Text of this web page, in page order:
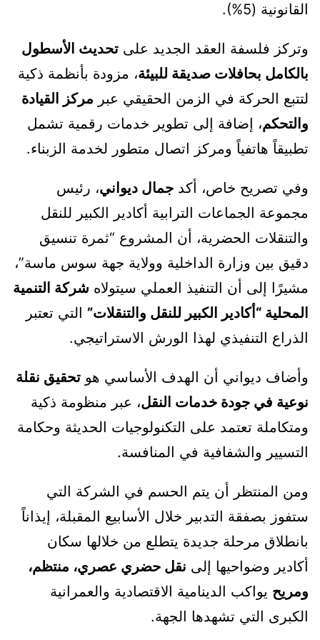
القانونية (5%).
وتركز فلسفة العقد الجديد على تحديث الأسطول
بالكامل بحافلات صديقة للبيئة، مزودة بأنظمة ذكية
لتتبع الحركة في الزمن الحقيقي عبر مركز القيادة
والتحكم، إضافة إلى تطوير خدمات رقمية تشمل
تطبيقاً هاتفياً ومركز اتصال متطور لخدمة الزبناء.
وفي تصريح خاص، أكد جمال ديواني، رئيس
مجموعة الجماعات الترابية أكادير الكبير للنقل
والتنقلات الحضرية، أن المشروع “ثمرة تنسيق
دقيق بين وزارة الداخلية وولاية جهة سوس ماسة”،
مشيرًا إلى أن التنفيذ العملي سيتولاه شركة التنمية
المحلية “أكادير الكبير للنقل والتنقلات” التي تعتبر
الذراع التنفيذي لهذا الورش الاستراتيجي.
وأضاف ديواني أن الهدف الأساسي هو تحقيق نقلة
نوعية في جودة خدمات النقل، عبر منظومة ذكية
ومتكاملة تعتمد على التكنولوجيات الحديثة وحكامة
التسيير والشفافية في المنافسة.
ومن المنتظر أن يتم الحسم في الشركة التي
ستفوز بصفقة التدبير خلال الأسابيع المقبلة، إيذاناً
بانطلاق مرحلة جديدة يتطلع من خلالها سكان
أكادير وضواحيها إلى نقل حضري عصري، منتظم،
ومريح يواكب الدينامية الاقتصادية والعمرانية
الكبرى التي تشهدها الجهة.